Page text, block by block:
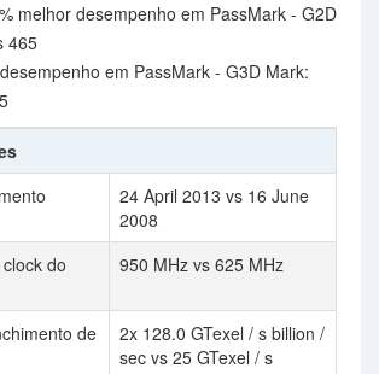
melhor desempenho em PassMark - G2D
465
em PassMark - G3D Mark:
24 April 2013 vs 16 June
2008
do
950 MHz vs 625 MHz
de
2x 128.0 GTexel / s billion /
sec vs 25 GTexel / s